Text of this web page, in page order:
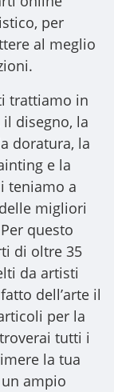
per
al meglio
trattiamo in
disegno, la
doratura, la
e la
teniamo a
delle migliori
questo
di oltre 35
da artisti
dell’arte il
per la
tutti i
la tua
ampio